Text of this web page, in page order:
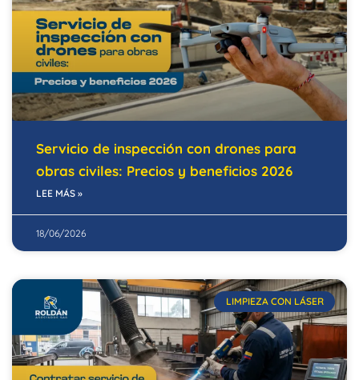
Servicio de inspección con drones para
obras civiles: Precios y beneficios 2026
LEE MÁS »
18/06/2026
LIMPIEZA CON LÁSER